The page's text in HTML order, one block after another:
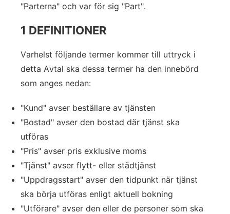
"Parterna" och var för sig "Part".
1 DEFINITIONER
Varhelst följande termer kommer till uttryck i
detta Avtal ska dessa termer ha den innebörd
som anges nedan:
"Kund" avser beställare av tjänsten
"Bostad" avser den bostad där tjänst ska
utföras
"Pris" avser pris exklusive moms
"Tjänst" avser flytt- eller städtjänst
"Uppdragsstart" avser den tidpunkt när tjänst
ska börja utföras enligt aktuell bokning
"Utförare" avser den eller de personer som ska